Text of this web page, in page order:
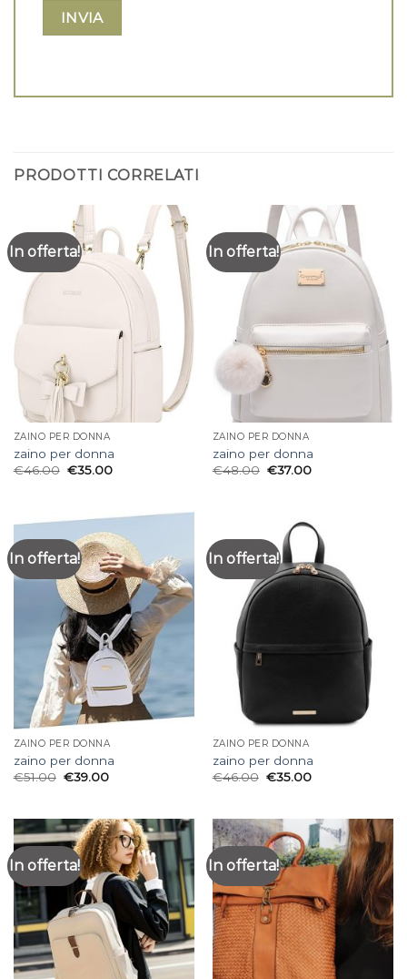
PRODOTTI CORRELATI
In offerta!
ZAINO PER DONNA
zaino per donna
€46.00 €35.00
In offerta!
ZAINO PER DONNA
zaino per donna
€48.00 €37.00
In offerta!
ZAINO PER DONNA
zaino per donna
€51.00 €39.00
In offerta!
ZAINO PER DONNA
zaino per donna
€46.00 €35.00
In offerta! In offerta!